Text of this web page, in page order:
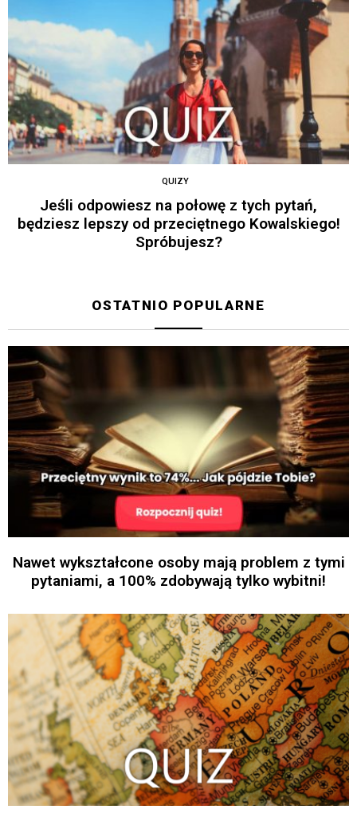
QUIZY
Jeśli odpowiesz na połowę z tych pytań,
będziesz lepszy od przeciętnego Kowalskiego!
Spróbujesz?
OSTATNIO POPULARNE
Nawet wykształcone osoby mają problem z tymi
pytaniami, a 100% zdobywają tylko wybitni!